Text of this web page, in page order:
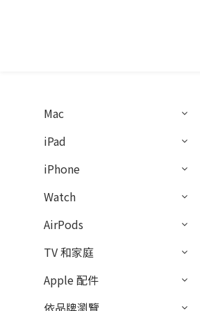
Mac
iPad
iPhone
Watch
AirPods
TV 和家庭
Apple 配件